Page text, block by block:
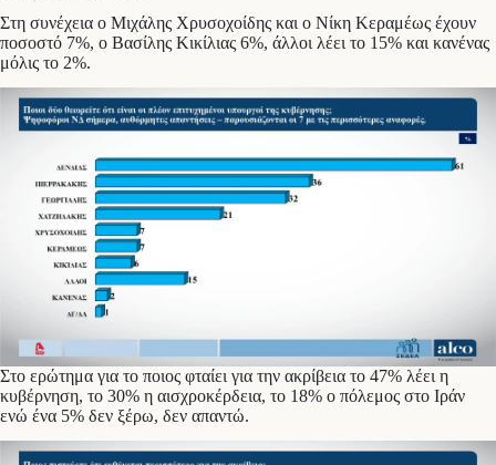
Στη συνέχεια ο Μιχάλης Χρυσοχοίδης και ο Νίκη Κεραμέως έχουν
ποσοστό 7%, ο Βασίλης Κικίλιας 6%, άλλοι λέει το 15% και κανένας
μόλις το 2%.
Στο ερώτημα για το ποιος φταίει για την ακρίβεια το 47% λέει η
κυβέρνηση, το 30% η αισχροκέρδεια, το 18% ο πόλεμος στο Ιράν
ενώ ένα 5% δεν ξέρω, δεν απαντώ.